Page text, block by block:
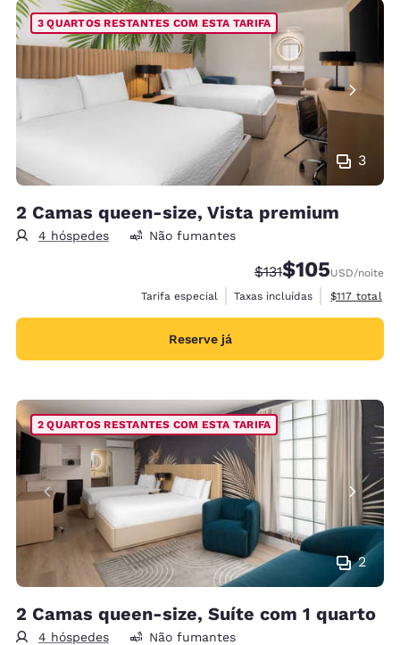
3
3 QUARTOS RESTANTES COM ESTA TARIFA
2 Camas queen-size, Vista premium
4 hóspedes Não fumantes
Tarifa anterior
$131Tarifa com
$105USD/noite
Tarifa especial
Taxas incluídas Exibir
$117 total
Reserve já
2
2 QUARTOS RESTANTES COM ESTA TARIFA
2 Camas queen-size, Suíte com 1 quarto
4 hóspedes Não fumantes